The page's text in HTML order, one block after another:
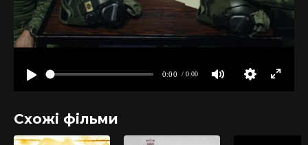
Схожі фільми